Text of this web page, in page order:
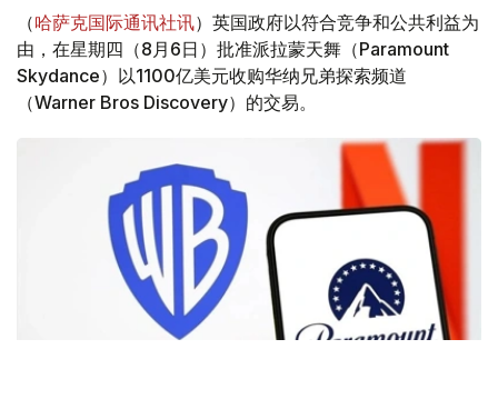
（哈萨克国际通讯社讯）英国政府以符合竞争和公共利益为
由，在星期四（8月6日）批准派拉蒙天舞（Paramount
Skydance）以1100亿美元收购华纳兄弟探索频道
（Warner Bros Discovery）的交易。